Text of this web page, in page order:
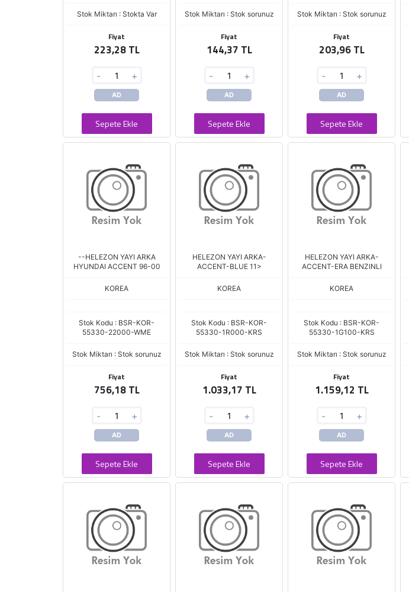
Stok Miktarı : Stokta Var
Fiyat
223,28 TL
- +
AD
Sepete Ekle
Stok Miktarı : Stok sorunuz
Fiyat
144,37 TL
- +
AD
Sepete Ekle
Stok Miktarı : Stok sorunuz
Fiyat
203,96 TL
- +
AD
Sepete Ekle
--HELEZON YAYI ARKA
HYUNDAI ACCENT 96-00
KOREA
Stok Kodu : BSR-KOR-
55330-22000-WME
Stok Miktarı : Stok sorunuz
Fiyat
756,18 TL
- +
AD
Sepete Ekle
HELEZON YAYI ARKA-
ACCENT-BLUE 11>
KOREA
Stok Kodu : BSR-KOR-
55330-1R000-KRS
Stok Miktarı : Stok sorunuz
Fiyat
1.033,17 TL
- +
AD
Sepete Ekle
HELEZON YAYI ARKA-
ACCENT-ERA BENZINLI
KOREA
Stok Kodu : BSR-KOR-
55330-1G100-KRS
Stok Miktarı : Stok sorunuz
Fiyat
1.159,12 TL
- +
AD
Sepete Ekle